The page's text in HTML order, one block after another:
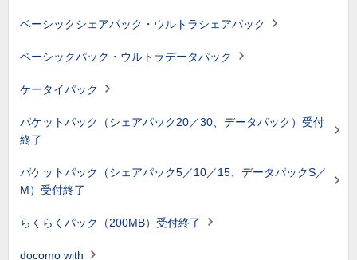
ベーシックシェアパック・ウルトラシェアパック
ベーシックパック・ウルトラデータパック
ケータイパック
パケットパック（シェアパック20／30、データパック）受付
終了
パケットパック（シェアパック5／10／15、データパックS／
M）受付終了
らくらくパック（200MB）受付終了
docomo with